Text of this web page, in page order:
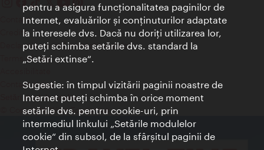
Contact
Credits
Declaraţie privind protecţia datelor
Terms of Use
Contact presa
Setări module cookie
© Copyright Wien Tourismus
pentru a asigura funcţionalitatea paginilor de
Internet, evaluărilor şi conţinuturilor adaptate
la interesele dvs. Dacă nu doriţi utilizarea lor,
puteţi schimba setările dvs. standard la
„Setări extinse“.
Sugestie: în timpul vizitării paginii noastre de
Internet puteţi schimba în orice moment
setările dvs. pentru cookie-uri, prin
intermediul linkului „Setările modulelor
cookie“ din subsol, de la sfârşitul paginii de